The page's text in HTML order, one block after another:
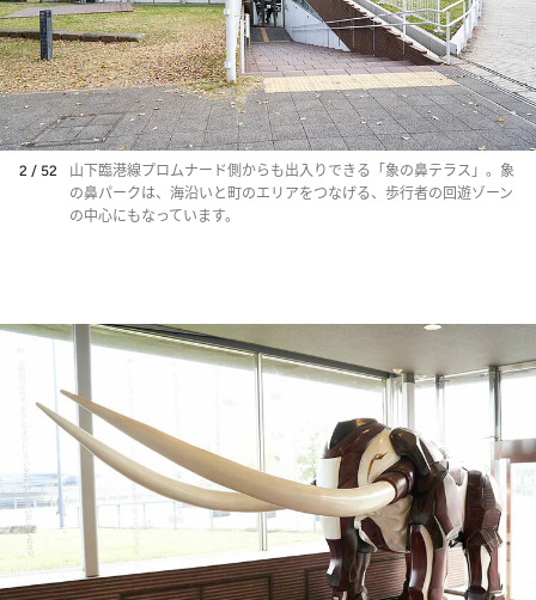
2 / 52
山下臨港線プロムナード側からも出入りできる「象の鼻テラス」。象
の鼻パークは、海沿いと町のエリアをつなげる、歩行者の回遊ゾーン
の中心にもなっています。